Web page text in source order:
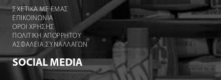
ΣΧΕΤΙΚΑ ΜΕ ΕΜΑΣ
ΕΠΙΚΟΙΝΩΝΙΑ
ΟΡΟΙ ΧΡΉΣΗΣ
ΠΟΛΙΤΙΚΗ ΑΠΟΡΡΗΤΟΥ
ΑΣΦΑΛΕΙΑ ΣΥΝΑΛΛΑΓΩΝ
SOCIAL MEDIA